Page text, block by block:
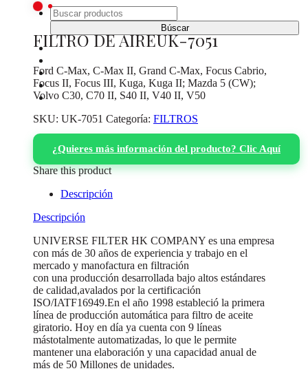
Buscar:
INICIO
¿DONDE COMPRAR?
SOBRE NOSOTROS
CONTACTO
FILTRO DE AIREUK-7051
Ford C-Max, C-Max II, Grand C-Max, Focus Cabrio,
Focus II, Focus III, Kuga, Kuga II; Mazda 5 (CW);
Volvo C30, C70 II, S40 II, V40 II, V50
SKU: UK-7051 Categoría: FILTROS
¿Quieres más información del producto? Clic Aquí
Share this product
Descripción
Descripción
UNIVERSE FILTER HK COMPANY es una empresa
con más de 30 años de experiencia y trabajo en el
mercado y manofactura en filtración
con una producción desarrollada bajo altos estándares
de calidad,avalados por la certificación
ISO/IATF16949.En el año 1998 estableció la primera
línea de producción automática para filtro de aceite
giratorio. Hoy en día ya cuenta con 9 líneas
mástotalmente automatizadas, lo que le permite
mantener una elaboración y una capacidad anual de
más de 50 Millones de unidades.